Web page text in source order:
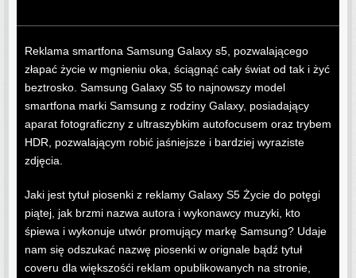
Reklama smartfona Samsung Galaxy s5, pozwalającego
złapać życie w mgnieniu oka, ściągnąć cały świat od tak i żyć
beztrosko. Samsung Galaxy S5 to najnowszy model
smartfona marki Samsung z rodziny Galaxy, posiadający
aparat fotograficzny z ultraszybkim autofocusem oraz trybem
HDR, pozwalającym robić jaśniejsze i bardziej wyraziste
zdjęcia.
Jaki jest tytuł piosenki z reklamy Galaxy S5 Życie do potęgi
piątej, jak brzmi nazwa autora i wykonawcy muzyki, kto
śpiewa i wykonuje utwór promujący markę Samsung? Udaje
nam się odszukać nazwę piosenki w orignale bądź tytuł
coveru dla większośći reklam opublikowanych na stronie,